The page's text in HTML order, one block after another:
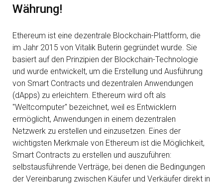
Währung!
Ethereum ist eine dezentrale Blockchain-Plattform, die
im Jahr 2015 von Vitalik Buterin gegründet wurde. Sie
basiert auf den Prinzipien der Blockchain-Technologie
und wurde entwickelt, um die Erstellung und Ausführung
von Smart Contracts und dezentralen Anwendungen
(dApps) zu erleichtern. Ethereum wird oft als
"Weltcomputer" bezeichnet, weil es Entwicklern
ermöglicht, Anwendungen in einem dezentralen
Netzwerk zu erstellen und einzusetzen. Eines der
wichtigsten Merkmale von Ethereum ist die Möglichkeit,
Smart Contracts zu erstellen und auszuführen:
selbstausführende Verträge, bei denen die Bedingungen
der Vereinbarung zwischen Käufer und Verkäufer direkt in